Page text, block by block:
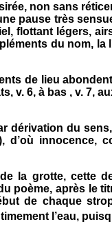
non sans
pause très
flottant légers,
du nom, la
de lieu
v. 6, à bas , v. 7,
dérivation du
innocence,
la grotte, cette
poème, après le
de chaque
l’eau,